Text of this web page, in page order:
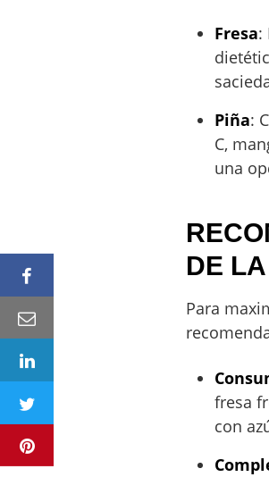
Fresa:
Piña:
C,
una
DE
Para
fresa
con